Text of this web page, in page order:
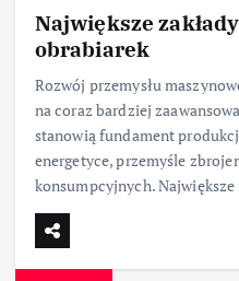
Największe
obrabiarek
Rozwój przemysłu
na coraz bardziej
stanowią fundament
energetyce, przemyśle
konsumpcyjnych. Największe